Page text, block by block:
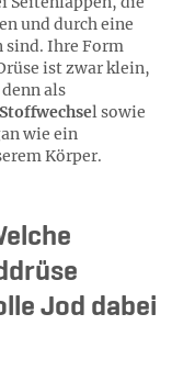
und durch eine
sind. Ihre Form
ist zwar klein,
als
Stoffwechsel sowie
wie ein
Körper.
Jod dabei